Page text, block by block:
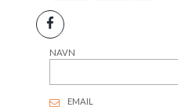
NAVN
EMAIL